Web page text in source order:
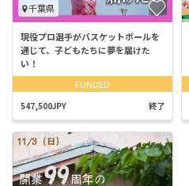
千葉県
現役プロ選手がバスケットボールを
通じて、子どもたちに夢を届けた
い！
FUNDED
547,500JPY 終了